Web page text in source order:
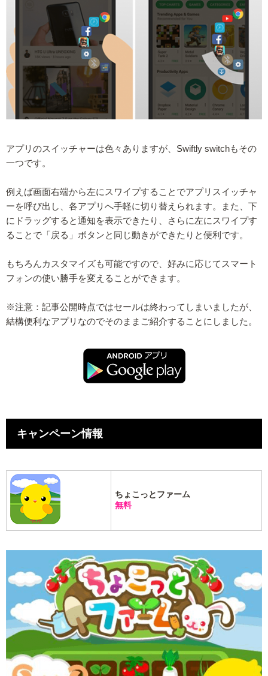
アプリのスイッチャーは色々ありますが、Swiftly switchもその
一つです。
例えば画面右端から左にスワイプすることでアプリスイッチャ
ーを呼び出し、各アプリへ手軽に切り替えられます。また、下
にドラッグすると通知を表示できたり、さらに左にスワイプす
ることで「戻る」ボタンと同じ動きができたりと便利です。
もちろんカスタマイズも可能ですので、好みに応じてスマート
フォンの使い勝手を変えることができます。
※注意：記事公開時点ではセールは終わってしまいましたが、
結構便利なアプリなのでそのままご紹介することにしました。
キャンペーン情報
ちょこっとファーム
無料